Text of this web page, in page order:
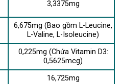
3,3375mg
6,675mg (Bao gồm L-Leucine,
L-Valine, L-Isoleucine)
0,225mg (Chứa Vitamin D3:
0,5625mcg)
16,725mg